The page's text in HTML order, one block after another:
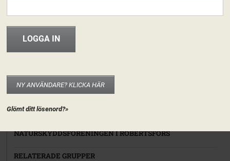
INFO & MATERIAL
3 maj – Fågelskådning för
morgontrötta
och kikare om du har. Vår guide blir Mats Walheim. Kontaktperson:
Catharina Melin, 070-355 99 95.
NATURSKYDDSFÖRENINGEN I ROBERTSFORS
RELATERADE GRUPPER
NY ANVÄNDARE? KLICKA HÄR
Glömt ditt lösenord?»